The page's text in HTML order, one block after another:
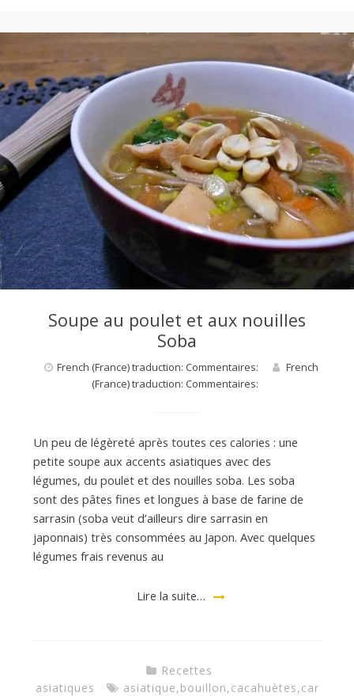
Soupe au poulet et aux nouilles
Soba
French (France) traduction: Commentaires:
French
(France) traduction: Commentaires:
Un peu de légèreté après toutes ces calories : une
petite soupe aux accents asiatiques avec des
légumes, du poulet et des nouilles soba. Les soba
sont des pâtes fines et longues à base de farine de
sarrasin (soba veut d’ailleurs dire sarrasin en
japonnais) très consommées au Japon. Avec quelques
légumes frais revenus au
Lire la suite…
Recettes
asiatiques
asiatique,bouillon,cacahuètes,car